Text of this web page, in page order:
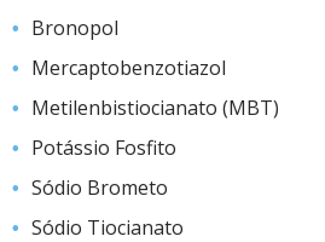
Bronopol
Mercaptobenzotiazol
Metilenbistiocianato (MBT)
Potássio Fosfito
Sódio Brometo
Sódio Tiocianato